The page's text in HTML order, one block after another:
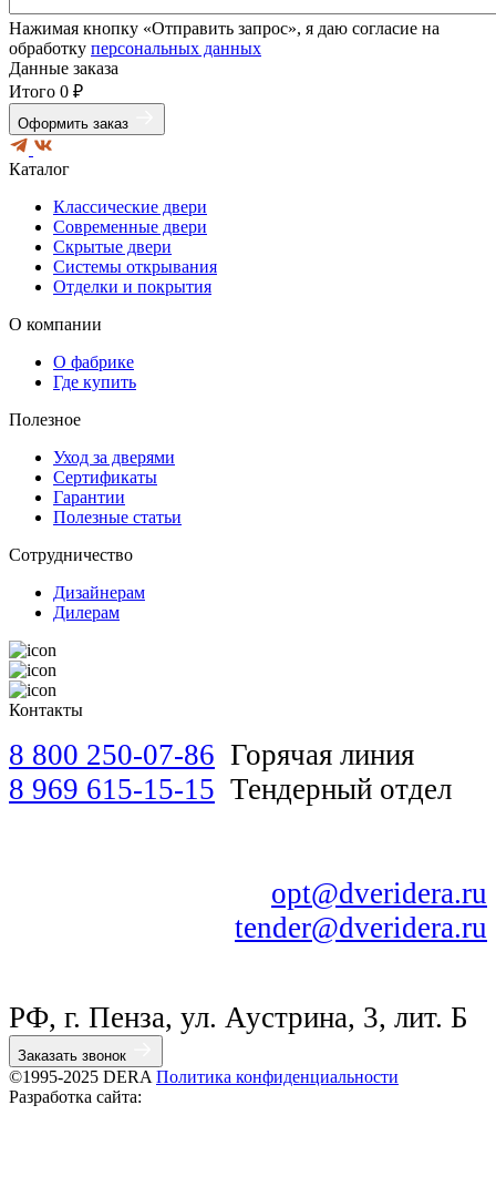
Нажимая кнопку «Отправить запрос», я даю согласие на
обработку персональных данных
Данные заказа
Итого 0 ₽
Оформить заказ
Каталог
Классические двери
Современные двери
Скрытые двери
Системы открывания
Отделки и покрытия
О компании
О фабрике
Где купить
Полезное
Уход за дверями
Сертификаты
Гарантии
Полезные статьи
Сотрудничество
Дизайнерам
Дилерам
Контакты
8 800 250-07-86 Горячая линия
8 969 615-15-15 Тендерный отдел
opt@dveridera.ru
tender@dveridera.ru
РФ, г. Пенза, ул. Аустрина, 3, лит. Б
Заказать звонок
©1995-2025 DERA Политика конфиденциальности
Разработка сайта: